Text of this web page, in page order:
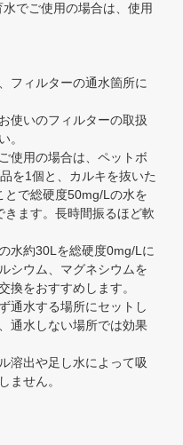
でご使用の場合は、使用
フィルターの通水箇所に
使いのフィルターの取扱
。
使用の場合は、ペットボ
を1個と、カルキを抜いた
で総硬度50mg/Lの水を
ます。長時間振るほど軟
水約30Lを総硬度0mg/Lに
シウム、マグネシウムを
換をおすすめします。
通水する場所にセットし
通水しない場所では効果
溶出や足し水によって吸
ません。